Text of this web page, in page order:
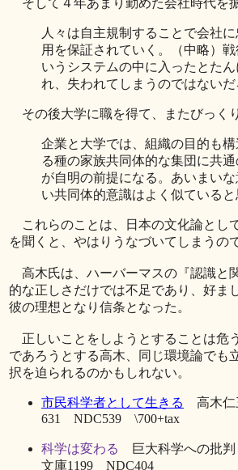
そして４年あまり勤めた会社時代を
人々は自主規制することで会社
用を保証されていく。（中略）
いうシステムの中に入ったとた
れ、失われてしまうのではないだ
その後大学に職を得て、またびっく
企業と大学では、組織の目的も
る種の家族共同体的な集団に共
が自明の前提になる。あいまい
い共同体的意識はよく似ていると
これらのことは、日本の文化論とし
を聞くと、やはりうなづいてしまうの
高木氏は、ハーバーマスの『認識と
的な正しさだけでは不足であり、好ま
彼の理想となり信条となった。
正しいことをしようとすることは危
であろうとする高木、同じ環境論でも
択を迫られるのかもしれない。
市民科学者として生きる
高木仁
631 NDC539 \700+tax
科学は変わる
巨大科学への批
文庫1199 NDC404